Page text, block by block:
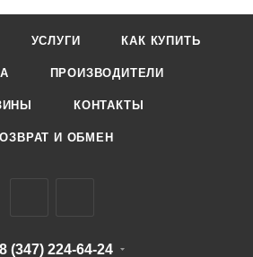
УСЛУГИ КАК КУПИТЬ
ПРОИЗВОДИТЕЛИ
КОНТАКТЫ
И ОБМЕН
8 (347) 224-64-24